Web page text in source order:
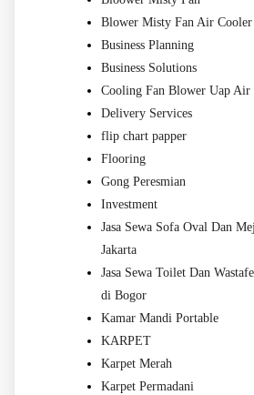
Blower Misty Fan Air Cooler
Business Planning
Business Solutions
Cooling Fan Blower Uap Air
Delivery Services
flip chart papper
Flooring
Gong Peresmian
Investment
Jasa Sewa Sofa Oval Dan
Jakarta
Jasa Sewa Toilet Dan
di Bogor
Kamar Mandi Portable
KARPET
Karpet Merah
Karpet Permadani